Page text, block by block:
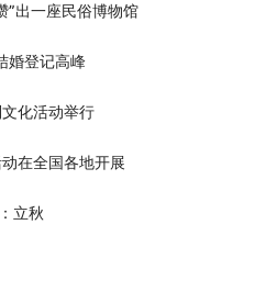
”出一座民俗博物馆
婚登记高峰
化活动举行
在全国各地开展
立秋